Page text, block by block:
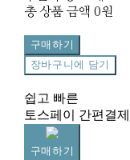
총 상품 금액 0원
구매하기
장바구니에 담기
쉽고 빠른
토스페이 간편결제
구매하기